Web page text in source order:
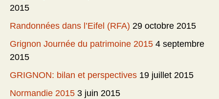
2015
Randonnées dans l’Eifel (RFA) 29 octobre 2015
Grignon Journée du patrimoine 2015 4 septembre
2015
GRIGNON: bilan et perspectives 19 juillet 2015
Normandie 2015 3 juin 2015